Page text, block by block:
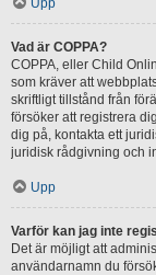
Upp
Vad är COPPA?
COPPA, eller Child
som kräver att
skriftligt tillstånd från
försöker att registrera
dig på, kontakta ett
juridisk rådgivning och
Upp
Varför kan jag inte
Det är möjligt att
användarnamn du